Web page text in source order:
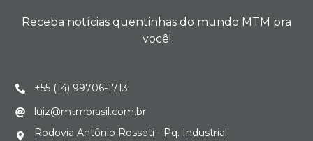
Receba notícias quentinhas do mundo MTM pra
você!
+55 (14) 99706-1713
luiz@mtmbrasil.com.br
Rodovia Antônio Rosseti - Pq. Industrial